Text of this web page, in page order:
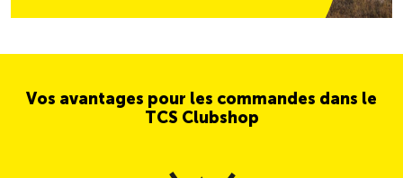
Vos avantages pour les commandes dans le
TCS Clubshop